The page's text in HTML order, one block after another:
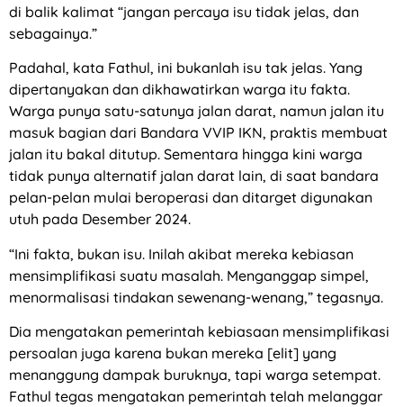
di balik kalimat “jangan percaya isu tidak jelas, dan
sebagainya.”
Padahal, kata Fathul, ini bukanlah isu tak jelas. Yang
dipertanyakan dan dikhawatirkan warga itu fakta.
Warga punya satu-satunya jalan darat, namun jalan itu
masuk bagian dari Bandara VVIP IKN, praktis membuat
jalan itu bakal ditutup. Sementara hingga kini warga
tidak punya alternatif jalan darat lain, di saat bandara
pelan-pelan mulai beroperasi dan ditarget digunakan
utuh pada Desember 2024.
“Ini fakta, bukan isu. Inilah akibat mereka kebiasan
mensimplifikasi suatu masalah. Menganggap simpel,
menormalisasi tindakan sewenang-wenang,” tegasnya.
Dia mengatakan pemerintah kebiasaan mensimplifikasi
persoalan juga karena bukan mereka [elit] yang
menanggung dampak buruknya, tapi warga setempat.
Fathul tegas mengatakan pemerintah telah melanggar